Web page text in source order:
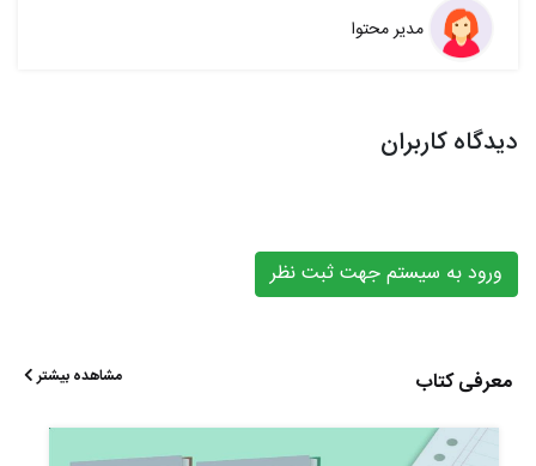
مدیر محتوا
دیدگاه کاربران
ورود به سیستم جهت ثبت نظر
معرفی کتاب مشاهده بیشتر